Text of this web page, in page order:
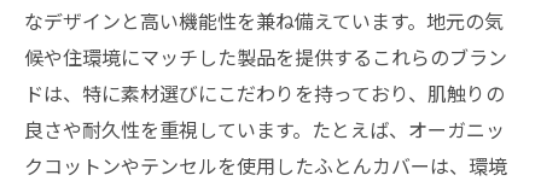
なデザインと高い機能性を兼ね備えています。地元の気
候や住環境にマッチした製品を提供するこれらのブラン
ドは、特に素材選びにこだわりを持っており、肌触りの
良さや耐久性を重視しています。たとえば、オーガニッ
クコットンやテンセルを使用したふとんカバーは、環境